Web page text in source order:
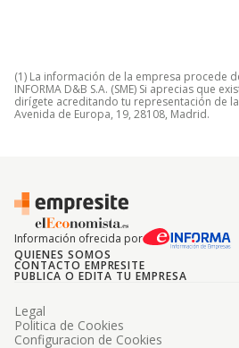
(1) La información de la empresa procede
INFORMA D&B S.A. (SME) Si aprecias que
dirígete acreditando tu representación de
Avenida de Europa, 19, 28108, Madrid.
Información ofrecida por
QUIENES SOMOS
CONTACTO EMPRESITE
PUBLICA O EDITA TU EMPRESA
Legal
Politica de Cookies
Configuracion de Cookies